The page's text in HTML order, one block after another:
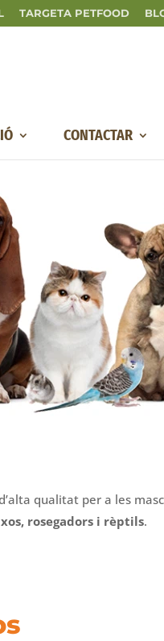
TARGETA PETFOOD
CONTACTAR
qualitat per a les
rosegadors i rèptils.